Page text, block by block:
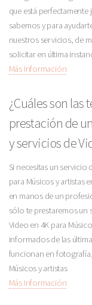
que está
sabemos y para
nuestros servicios, de
solicitar en última
Más Información
¿Cuáles son las
prestación de
y servicios de
Si necesitas un servicio
para Músicos y artistas
en manos de un
sólo te prestaremos un
Video en 4K para
informados de las
funcionan en
Músicos y artistas
Más Información